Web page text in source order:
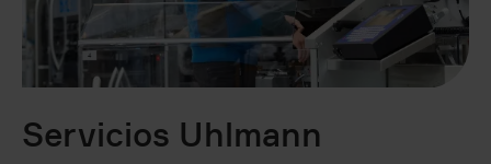
Servicios Uhlmann